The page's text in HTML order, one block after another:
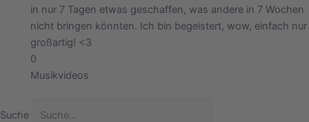
in nur 7 Tagen etwas geschaffen, was andere in 7 Wochen
nicht bringen könnten. Ich bin begeistert, wow, einfach nur
großartig! <3
0
Musikvideos
Suche